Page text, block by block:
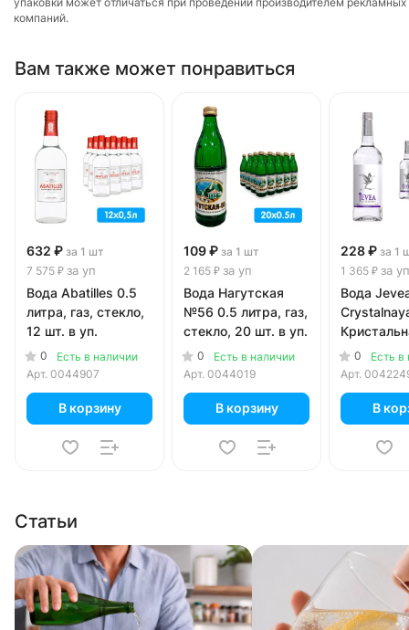
компаний.
Вам также может понравиться
632 ₽ за 1 шт
7 575 ₽ за уп
Вода Abatilles 0.5
литра, газ, стекло,
12 шт. в уп.
0
Есть в наличии
Арт. 0044907
В корзину
109 ₽ за 1 шт
2 165 ₽ за уп
Вода Нагутская
№56 0.5 литра, газ,
стекло, 20 шт. в уп.
0
Есть в наличии
Арт. 0044019
В корзину
228 ₽ за 1
1 365 ₽ за уп
Вода
литра,
6 шт. в уп.
0
Есть в
Арт.
В
Статьи